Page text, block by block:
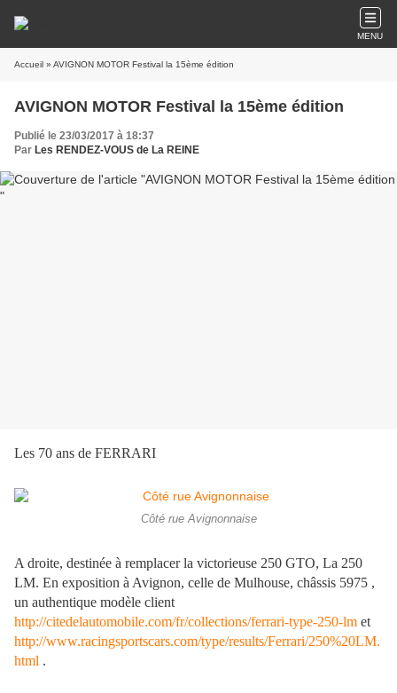
MENU
Accueil » AVIGNON MOTOR Festival la 15ème édition
AVIGNON MOTOR Festival la 15ème édition
Publié le 23/03/2017 à 18:37
Par Les RENDEZ-VOUS de La REINE
Les 70 ans de FERRARI
Côté rue Avignonnaise
A droite, destinée à remplacer la victorieuse 250 GTO, La 250
LM. En exposition à Avignon, celle de Mulhouse, châssis 5975 ,
un authentique modèle client
http://citedelautomobile.com/fr/collections/ferrari-type-250-lm et
http://www.racingsportscars.com/type/results/Ferrari/250%20LM.
html .